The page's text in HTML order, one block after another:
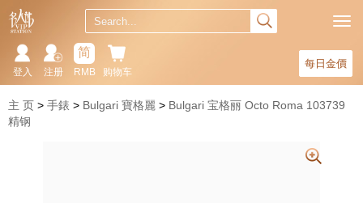
每日金價
购物车
简
RMB
注册
登入
主 页 手錶 Bulgari 寶格麗
Bulgari 宝格丽 Octo Roma 103739
精钢